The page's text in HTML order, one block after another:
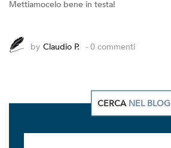
Mettiamocelo bene in testa!
by Claudio P. - 0 commenti
CERCA NEL BLOG